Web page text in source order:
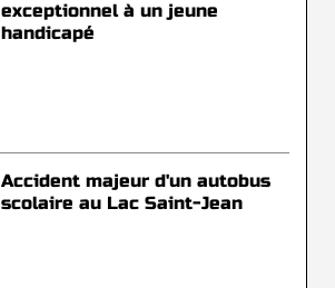
exceptionnel à un jeune
handicapé
Accident majeur d'un autobus
scolaire au Lac Saint-Jean